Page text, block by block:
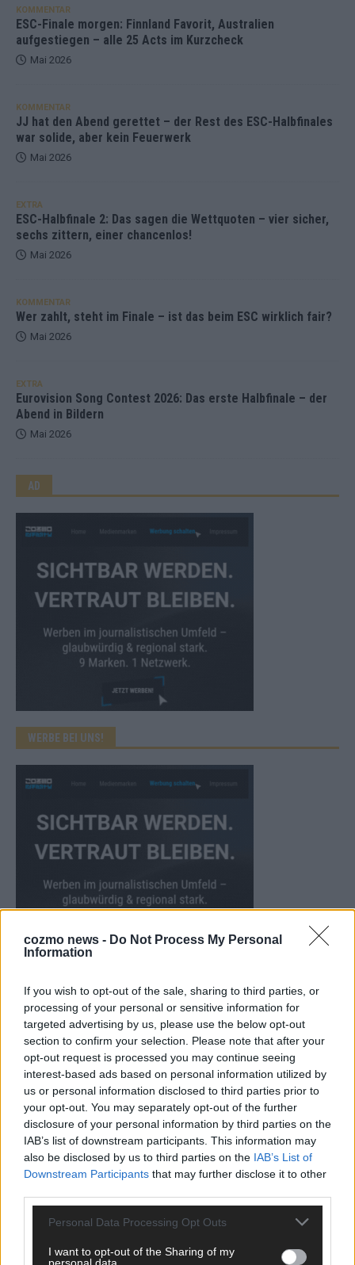
cozmo news - Do Not Process My Personal
Information
If you wish to opt-out of the sale, sharing to third parties, or
processing of your personal or sensitive information for
targeted advertising by us, please use the below opt-out
section to confirm your selection. Please note that after your
opt-out request is processed you may continue seeing
interest-based ads based on personal information utilized by
us or personal information disclosed to third parties prior to
your opt-out. You may separately opt-out of the further
disclosure of your personal information by third parties on the
IAB’s list of downstream participants. This information may
also be disclosed by us to third parties on the IAB’s List of
Downstream Participants that may further disclose it to other
Personal Data Processing Opt Outs
I want to opt-out of the Sharing of my
KOMMENTAR
ESC-Finale morgen: Finnland Favorit, Australien
aufgestiegen – alle 25 Acts im Kurzcheck
Mai 2026
KOMMENTAR
JJ hat den Abend gerettet – der Rest des ESC-Halbfinales
war solide, aber kein Feuerwerk
Mai 2026
EXTRA
ESC-Halbfinale 2: Das sagen die Wettquoten – vier sicher,
sechs zittern, einer chancenlos!
Mai 2026
KOMMENTAR
Wer zahlt, steht im Finale – ist das beim ESC wirklich fair?
Mai 2026
EXTRA
Eurovision Song Contest 2026: Das erste Halbfinale – der
Abend in Bildern
Mai 2026
AD
WERBE BEI UNS!
CHECK UNS AUF FACEBOOK